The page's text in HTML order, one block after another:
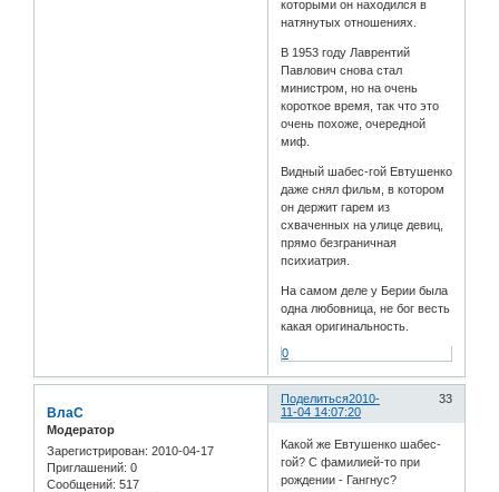
которыми он находился в
натянутых отношениях.
В 1953 году Лаврентий
Павлович снова стал
министром, но на очень
короткое время, так что это
очень похоже, очередной
миф.
Видный шабес-гой Евтушенко
даже снял фильм, в котором
он держит гарем из
схваченных на улице девиц,
прямо безграничная
психиатрия.
На самом деле у Берии была
одна любовница, не бог весть
какая оригинальность.
0
Поделиться 33
2010-
11-04 14:07:20
ВлаС
Модератор
Зарегистрирован: 2010-04-17
Приглашений: 0
Сообщений: 517
Какой же Евтушенко шабес-
гой? С фамилией-то при
рождении - Гангнус?